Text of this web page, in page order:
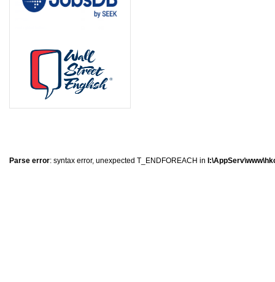
Parse error: syntax error, unexpected T_ENDFOREACH in